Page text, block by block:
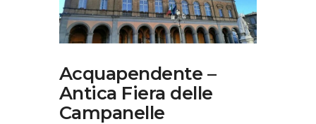
Acquapendente –
Antica Fiera delle
Campanelle